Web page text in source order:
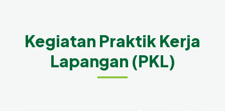
Kegiatan Praktik Kerja
Lapangan (PKL)